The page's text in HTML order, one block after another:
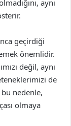
aynı
geçirdiği
önemlidir.
değil, aynı
de
nedenle,
olmaya